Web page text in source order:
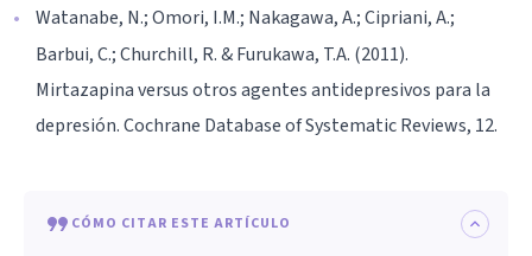
Watanabe, N.; Omori, I.M.; Nakagawa, A.; Cipriani, A.;
Barbui, C.; Churchill, R. & Furukawa, T.A. (2011).
Mirtazapina versus otros agentes antidepresivos para la
depresión. Cochrane Database of Systematic Reviews, 12.
CÓMO CITAR ESTE ARTÍCULO